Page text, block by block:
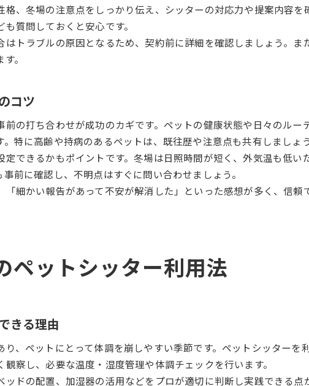
、冬場の注意点をしっかり伝え、シッターの対応力や提案内容
質問しておくと安心です。
トラブルの原因となるため、契約前に詳細を確認しましょう。ま
。
コツ
の打ち合わせが成功のカギです。ペットの健康状態や日々のルー
特に高齢や持病のあるペットは、既往歴や注意点も共有しましょう
できるかもポイントです。冬場は日照時間が短く、外気温も低い
前に確認し、不明点はすぐに問い合わせましょう。
細かい報告があって不安が解消した」といった感想が多く、信頼
ペットシッター利用法
きる理由
、ペットにとって体調を崩しやすい季節です。ペットシッターを
察し、必要な温度・湿度管理や体調チェックを行います。
ドの配置、加湿器の活用などをプロが適切に判断し実践できる点